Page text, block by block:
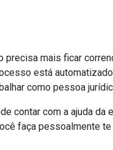
precisa mais ficar
está
como pessoa
contar com a ajuda da
faça pessoalmente